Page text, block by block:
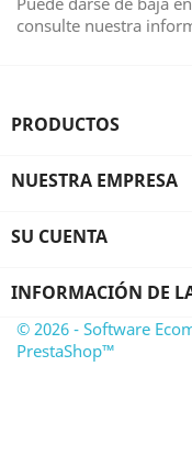
consulte nuestra
PRODUCTOS
NUESTRA EMPRESA
SU CUENTA
INFORMACIÓN DE
© 2026 - Software
PrestaShop™